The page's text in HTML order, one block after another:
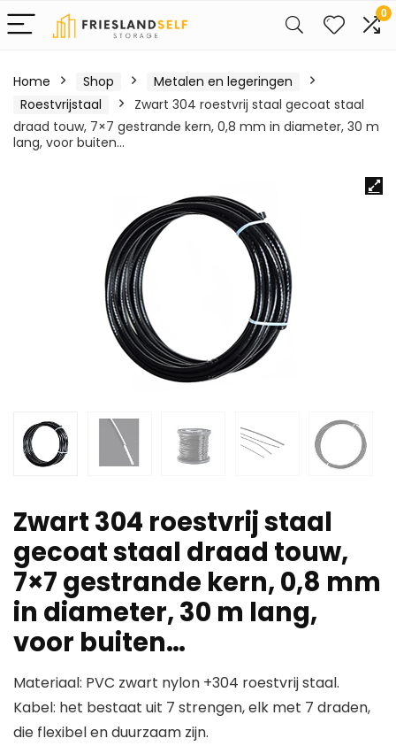
0
Home Shop
Metalen en legeringen
Roestvrijstaal
Zwart 304 roestvrij staal gecoat staal
draad touw, 7×7 gestrande kern, 0,8 mm in diameter, 30 m
lang, voor buiten…
Zwart 304 roestvrij staal
gecoat staal draad touw,
7×7 gestrande kern, 0,8 mm
in diameter, 30 m lang,
voor buiten…
Materiaal: PVC zwart nylon +304 roestvrij staal.
Kabel: het bestaat uit 7 strengen, elk met 7 draden,
die flexibel en duurzaam zijn.